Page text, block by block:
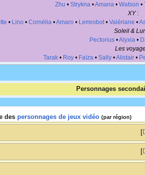
Zhu • Strykna•Amana• Watson •
XY :
• Lino • Cornélia•Amaro • Lemrobot• Valériane •
Soleil &
Pectorius •Alyxia •
Les
Tarak• Roy• Faïza• Sally•Alistair•
Personnages
des personnages de jeux vidéo (par région)